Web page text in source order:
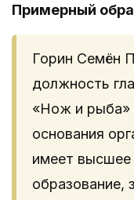
Примерный
Горин Семён
должность
«Нож и рыба»
основания
имеет высшее
образование,